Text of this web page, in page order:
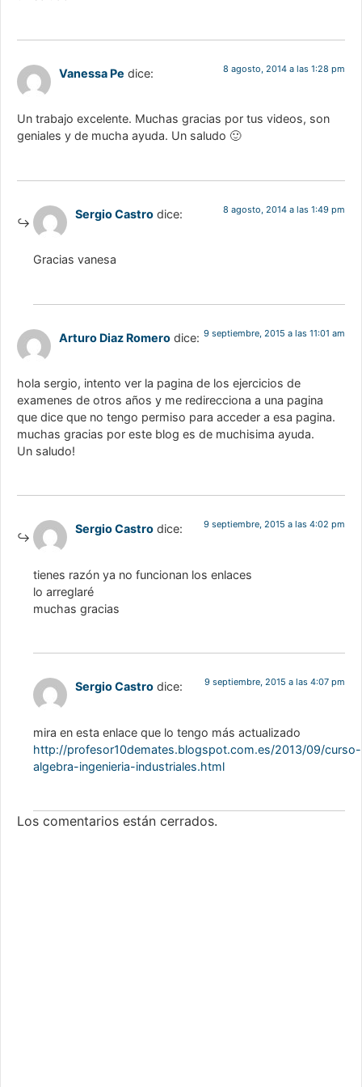
Vanessa Pe dice: 8 agosto, 2014 a las 1:28 pm
Un trabajo excelente. Muchas gracias por tus videos, son
geniales y de mucha ayuda. Un saludo 🙂
Sergio Castro dice: 8 agosto, 2014 a las 1:49 pm
Gracias vanesa
Arturo Diaz Romero dice: 9 septiembre, 2015 a las 11:01 am
hola sergio, intento ver la pagina de los ejercicios de
examenes de otros años y me redirecciona a una pagina
que dice que no tengo permiso para acceder a esa pagina.
muchas gracias por este blog es de muchisima ayuda.
Un saludo!
Sergio Castro dice: 9 septiembre, 2015 a las 4:02 pm
tienes razón ya no funcionan los enlaces
lo arreglaré
muchas gracias
Sergio Castro dice: 9 septiembre, 2015 a las 4:07 pm
mira en esta enlace que lo tengo más actualizado
http://profesor10demates.blogspot.com.es/2013/09/curso-
algebra-ingenieria-industriales.html
Los comentarios están cerrados.